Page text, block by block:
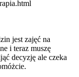
jest zajęć na
i teraz muszę
decyzję ale czeka